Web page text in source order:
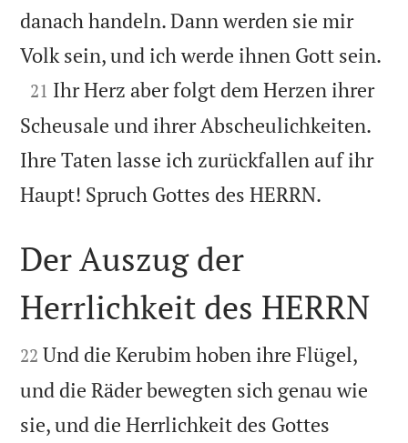
danach handeln. Dann werden sie mir
Volk sein, und ich werde ihnen Gott sein.

21 Ihr Herz aber folgt dem Herzen ihrer
Scheusale und ihrer Abscheulichkeiten.
Ihre Taten lasse ich zurückfallen auf ihr
Haupt! Spruch Gottes des HERRN.

Der Auszug der
Herrlichkeit des HERRN

22 Und die Kerubim hoben ihre Flügel,
und die Räder bewegten sich genau wie
sie, und die Herrlichkeit des Gottes